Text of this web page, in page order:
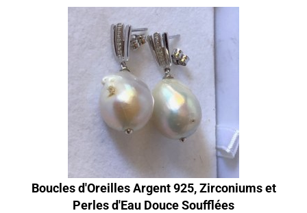
Boucles d'Oreilles Argent 925, Zirconiums et
Perles d'Eau Douce Soufflées